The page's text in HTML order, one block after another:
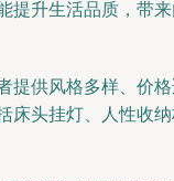
提升生活品质，带
提供风格多样、价
床头挂灯、人性